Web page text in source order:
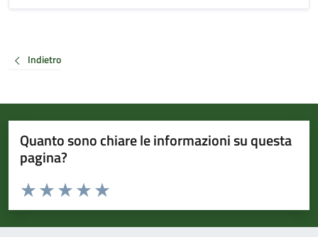
Indietro
Quanto sono chiare le informazioni su questa
pagina?
Valuta da 1 a 5 stelle la pagina
Valuta 5 stelle su 5
Valuta 4 stelle su 5
Valuta 3 stelle su 5
Valuta 2 stelle su 5
Valuta 1 stelle su 5